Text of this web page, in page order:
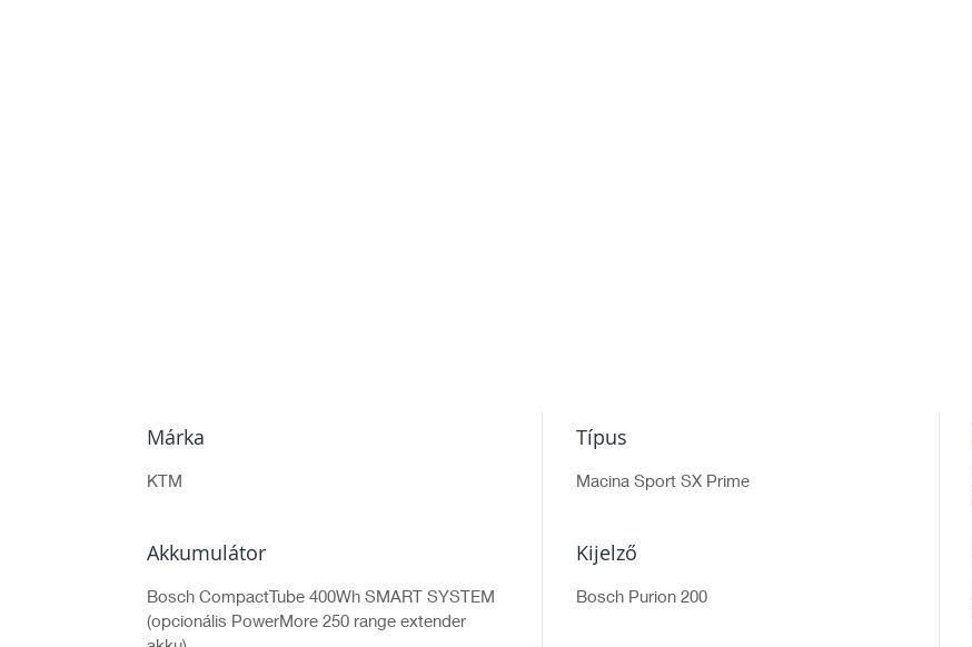
Márka
KTM
Típus
Macina Sport SX Prime
Akkumulátor
Bosch CompactTube 400Wh SMART SYSTEM
(opcionális PowerMore 250 range extender
Kijelző
Bosch Purion 200